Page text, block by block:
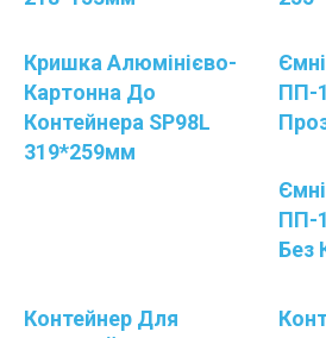
Кришка Алюмінієво-
Картонна До
Контейнера SP98L
319*259мм
ПП-
ПП-
Без
Контейнер Для